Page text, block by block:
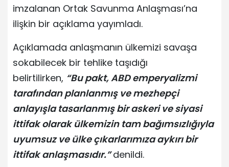
imzalanan Ortak Savunma Anlaşması’na
ilişkin bir açıklama yayımladı.
Açıklamada anlaşmanın ülkemizi savaşa
sokabilecek bir tehlike taşıdığı
belirtilirken, “Bu pakt, ABD emperyalizmi
tarafından planlanmış ve mezhepçi
anlayışla tasarlanmış bir askeri ve siyasi
ittifak olarak ülkemizin tam bağımsızlığıyla
uyumsuz ve ülke çıkarlarımıza aykırı bir
ittifak anlaşmasıdır.” denildi.